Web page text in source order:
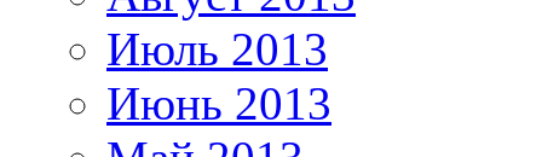
Июль 2013
Июнь 2013